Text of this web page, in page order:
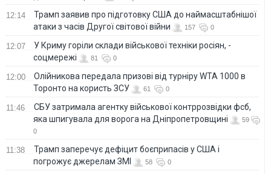
12:14
Трамп заявив про підготовку США до наймасштабнішої
атаки з часів Другої світової війни
157 0
12:07
У Криму горіли склади військової техніки росіян, -
соцмережі
81 0
12:00
Олійникова передала призові від турніру WTA 1000 в
Торонто на користь ЗСУ
61 0
11:46
СБУ затримала агентку військової контррозвідки фсб,
яка шпигувала для ворога на Дніпропетровщині
59
0
11:38
Трамп заперечує дефіцит боєприпасів у США і
погрожує джерелам ЗМІ
58 0